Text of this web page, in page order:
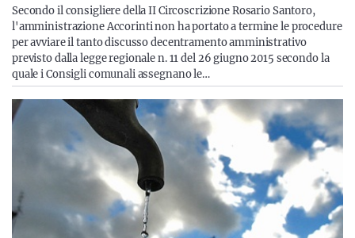
Secondo il consigliere della II Circoscrizione Rosario Santoro,
l'amministrazione Accorinti non ha portato a termine le procedure
per avviare il tanto discusso decentramento amministrativo
previsto dalla legge regionale n. 11 del 26 giugno 2015 secondo la
quale i Consigli comunali assegnano le…